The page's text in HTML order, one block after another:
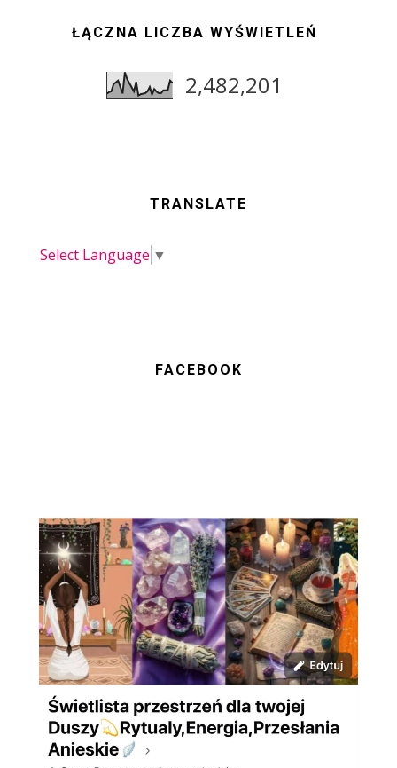
ŁĄCZNA LICZBA WYŚWIETLEŃ
2,482,201
TRANSLATE
Select Language ▼
FACEBOOK